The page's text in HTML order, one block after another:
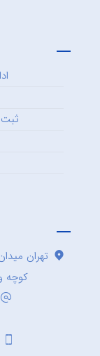
ثبت
تهران
کوچه ولدی